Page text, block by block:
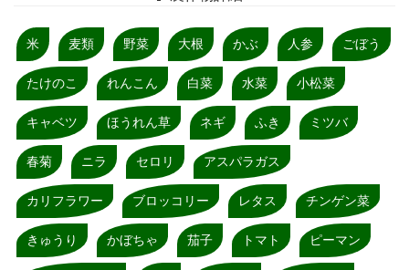
米 麦類 野菜 大根 かぶ 人参 ごぼう
たけのこ れんこん 白菜 水菜 小松菜
キャベツ ほうれん草 ネギ ふき ミツバ
春菊 ニラ セロリ アスパラガス
カリフラワー ブロッコリー レタス チンゲン菜
きゅうり かぼちゃ 茄子 トマト ピーマン